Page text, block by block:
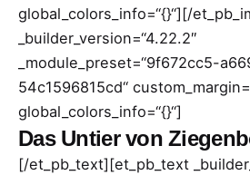
global_colors_info=“{}“][/
_builder_version=“4.22.2″
_module_preset=“9f672cc5-
54c1596815cd“
global_colors_info=“{}“]
Das Untier von
[/et_pb_text][et_pb_text